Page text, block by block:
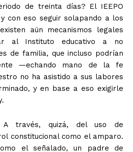
de treinta días? El IEEPO
con eso seguir solapando a los
aún mecanismos legales
al Instituto educativo a no
de familia, que incluso podrían
—echando mano de la fe
no ha asistido a sus labores
y en base a eso exigirle
A través, quizá, del uso de
constitucional como el amparo.
el señalado, un padre de